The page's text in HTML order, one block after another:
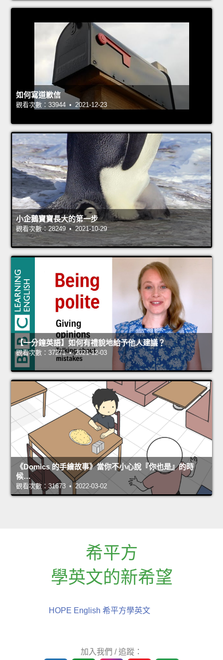
如何寫道歉信
觀看次數：33944 • 2021-12-23
小企鵝寶寶長大的第一步
觀看次數：28249 • 2021-10-29
【一分鐘英語】如何有禮貌地給予他人建議？
觀看次數：37271 • 2021-12-03
《Domics 的手繪故事》當你不小心說『你也是』的時
候…
觀看次數：31673 • 2022-03-02
希平方
學英文的新希望
HOPE English 希平方學英文
加入我們 / 追蹤：